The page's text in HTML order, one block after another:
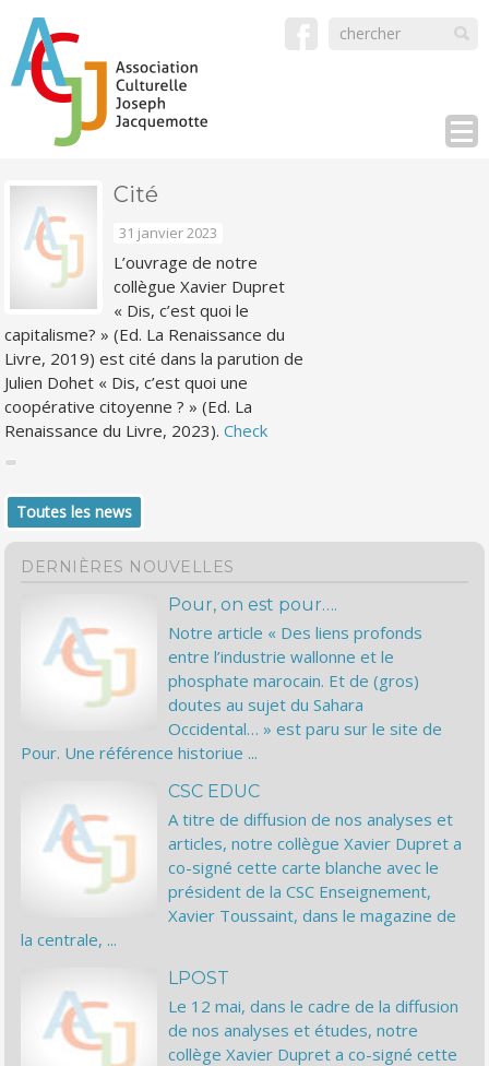
Cité
31 janvier 2023
L’ouvrage de notre
collègue Xavier Dupret
« Dis, c’est quoi le
capitalisme? » (Ed. La Renaissance du
Livre, 2019) est cité dans la parution de
Julien Dohet « Dis, c’est quoi une
coopérative citoyenne ? » (Ed. La
Renaissance du Livre, 2023).Check
Toutes les news
DERNIÈRES NOUVELLES
Pour, on est pour….
Notre article « Des liens profonds
entre l’industrie wallonne et le
phosphate marocain. Et de (gros)
doutes au sujet du Sahara
Occidental… » est paru sur le site de
Pour. Une référence historiue ...
CSC EDUC
A titre de diffusion de nos analyses et
articles, notre collègue Xavier Dupret a
co-signé cette carte blanche avec le
président de la CSC Enseignement,
Xavier Toussaint, dans le magazine de
la centrale, ...
LPOST
Le 12 mai, dans le cadre de la diffusion
de nos analyses et études, notre
collège Xavier Dupret a co-signé cette